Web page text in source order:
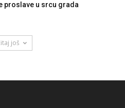
proslave u srcu grada
još